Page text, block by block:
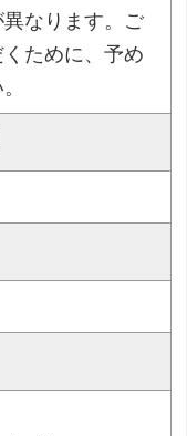
なります。ご
ために、予め